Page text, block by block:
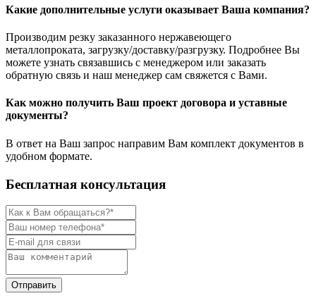
Какие дополнительные услуги оказывает Ваша компания?
Производим резку заказанного нержавеющего
металлопроката, загрузку/доставку/разгрузку. Подробнее Вы
можете узнать связавшись с менеджером или заказать
обратную связь и наш менеджер сам свяжется с Вами.
Как можно получить Ваш проект договора и уставные
документы?
В ответ на Ваш запрос направим Вам комплект документов в
удобном формате.
Бесплатная консультация